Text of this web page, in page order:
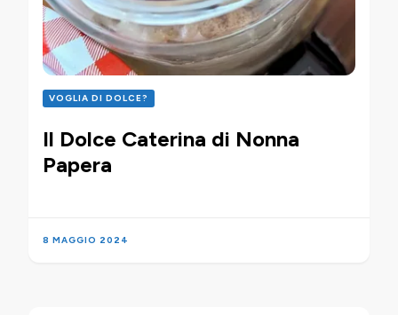
VOGLIA DI DOLCE?
Il Dolce Caterina di Nonna
Papera
8 MAGGIO 2024